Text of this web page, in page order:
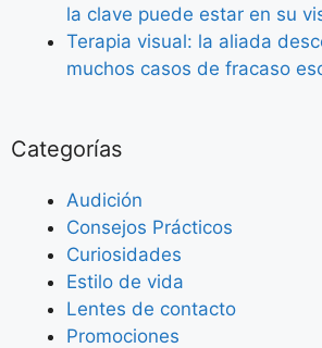
la clave puede estar en su
Terapia visual: la aliada
muchos casos de fracaso
Categorías
Audición
Consejos Prácticos
Curiosidades
Estilo de vida
Lentes de contacto
Promociones